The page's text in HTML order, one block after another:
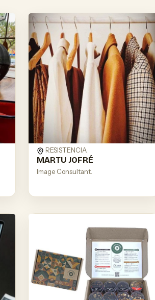
RESISTENCIA
MARTU JOFRÉ
Image Consultant.